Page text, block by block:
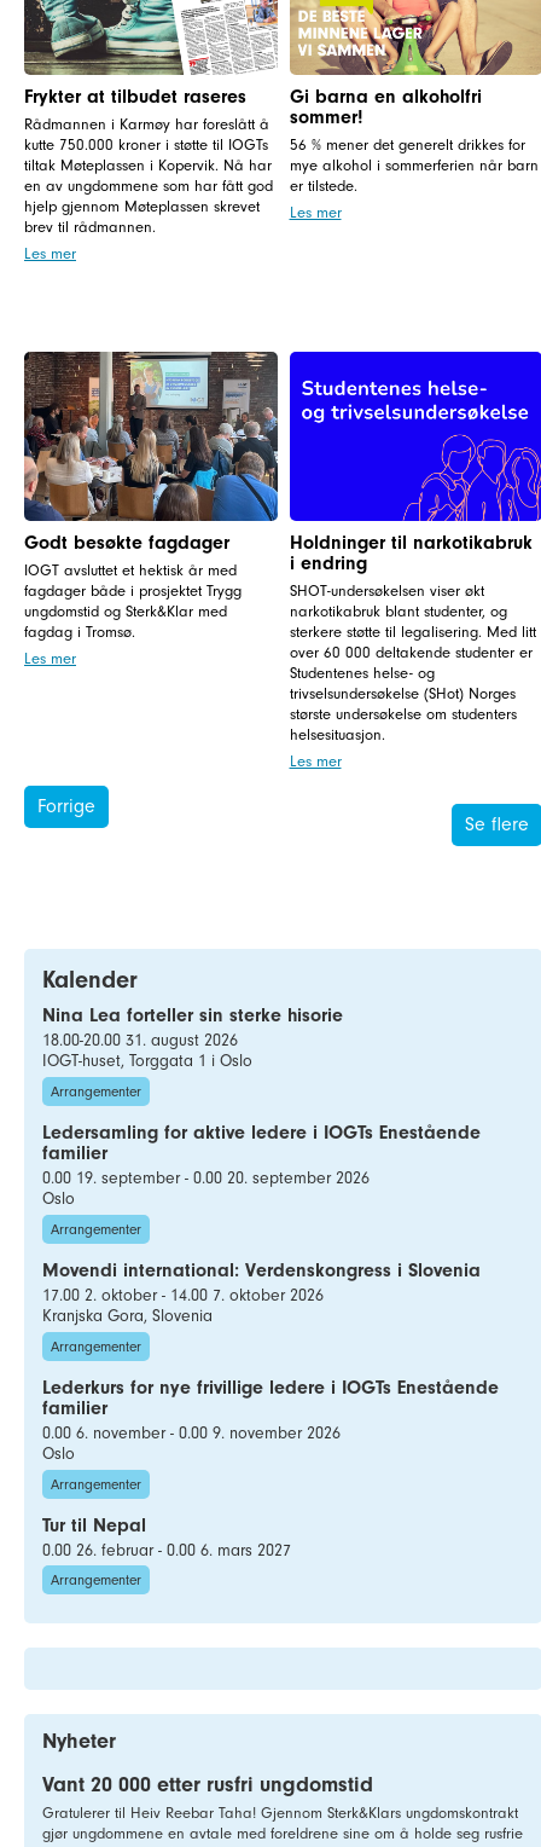
Frykter at tilbudet raseres
Rådmannen i Karmøy har foreslått å
kutte 750.000 kroner i støtte til IOGTs
tiltak Møteplassen i Kopervik. Nå har
en av ungdommene som har fått god
hjelp gjennom Møteplassen skrevet
brev til rådmannen.
Les mer
Gi barna en alkoholfri
sommer!
56 % mener det generelt drikkes for
mye alkohol i sommerferien når barn
er tilstede.
Les mer
Godt besøkte fagdager
IOGT avsluttet et hektisk år med
fagdager både i prosjektet Trygg
ungdomstid og Sterk&Klar med
fagdag i Tromsø.
Les mer
Holdninger til narkotikabruk
i endring
SHOT-undersøkelsen viser økt
narkotikabruk blant studenter, og
sterkere støtte til legalisering. Med litt
over 60 000 deltakende studenter er
Studentenes helse- og
trivselsundersøkelse (SHot) Norges
største undersøkelse om studenters
helsesituasjon.
Les mer
Forrige
Se flere
Kalender
Nina Lea forteller sin sterke hisorie
18.00-20.00 31. august 2026
IOGT-huset, Torggata 1 i Oslo
Arrangementer
Ledersamling for aktive ledere i IOGTs Enestående
familier
0.00 19. september - 0.00 20. september 2026
Oslo
Arrangementer
Movendi international: Verdenskongress i Slovenia
17.00 2. oktober - 14.00 7. oktober 2026
Kranjska Gora, Slovenia
Arrangementer
Lederkurs for nye frivillige ledere i IOGTs Enestående
familier
0.00 6. november - 0.00 9. november 2026
Oslo
Arrangementer
Tur til Nepal
0.00 26. februar - 0.00 6. mars 2027
Arrangementer
Nyheter
Vant 20 000 etter rusfri ungdomstid
Gratulerer til Heiv Reebar Taha! Gjennom Sterk&Klars ungdomskontrakt
gjør ungdommene en avtale med foreldrene sine om å holde seg rusfrie